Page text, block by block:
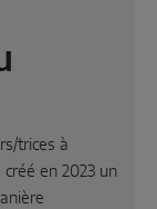
trices à
créé en 2023 un